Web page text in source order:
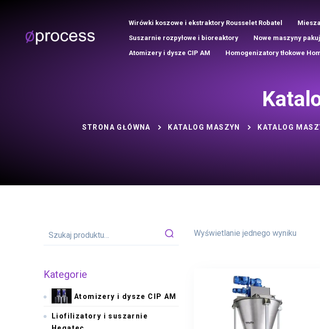
Wirówki koszowe i ekstraktory Rousselet Robatel
Suszarnie rozpyłowe i bioreaktory
Nowe maszyny
Atomizery i dysze CIP AM
Homogenizatory tłokowe
STRONA GŁÓWNA KATALOG MASZYN KATALOG
Wyświetlanie jednego wyniku
Kategorie
Atomizery i dysze CIP AM
Liofilizatory i suszarnie